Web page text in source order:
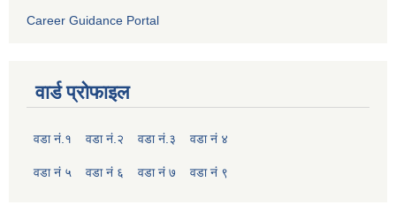
Career Guidance Portal
वार्ड प्रोफाइल
वडा नं.१ वडा नं.२ वडा नं.३ वडा नं ४
वडा नं ५ वडा नं ६ वडा नं ७ वडा नं ९